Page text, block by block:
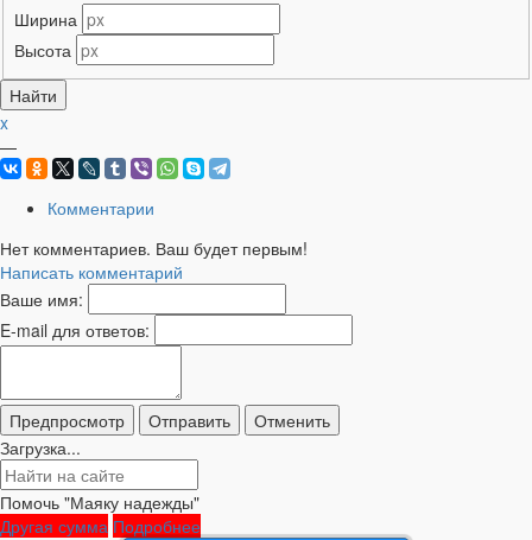
Ширина
Высота
x
—
Комментарии
Нет комментариев. Ваш будет первым!
Написать комментарий
Ваше имя:
E-mail для ответов:
Загрузка...
Помочь "Маяку надежды"
Другая сумма Подробнее